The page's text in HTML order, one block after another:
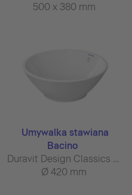
500 x 380 mm
Umywalka stawiana
Bacino
Duravit Design Classics #032542
Ø 420 mm